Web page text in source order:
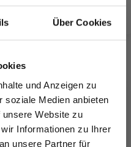
Über Cookies
und Anzeigen zu
soziale Medien anbieten
Website zu
Informationen zu Ihrer
unsere Partner für